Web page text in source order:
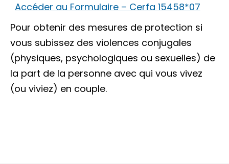
Accéder au Formulaire – Cerfa 15458*07
Pour obtenir des mesures de protection si
vous subissez des violences conjugales
(physiques, psychologiques ou sexuelles) de
la part de la personne avec qui vous vivez
(ou viviez) en couple.